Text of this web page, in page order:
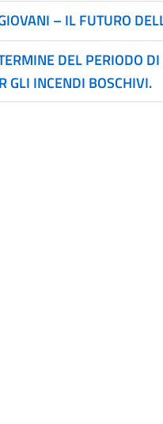
– IL FUTURO
DEL PERIODO
GLI INCENDI BOSCHIVI.